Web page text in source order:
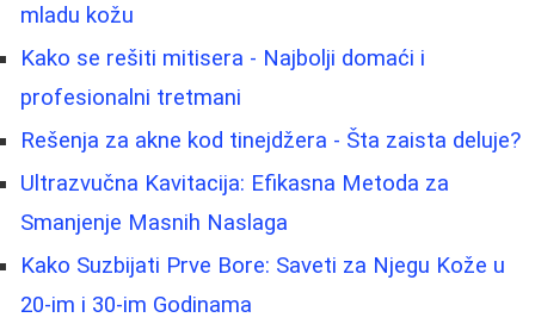
mladu kožu
Kako se rešiti mitisera - Najbolji domaći i
profesionalni tretmani
Rešenja za akne kod tinejdžera - Šta zaista deluje?
Ultrazvučna Kavitacija: Efikasna Metoda za
Smanjenje Masnih Naslaga
Kako Suzbijati Prve Bore: Saveti za Njegu Kože u
20-im i 30-im Godinama